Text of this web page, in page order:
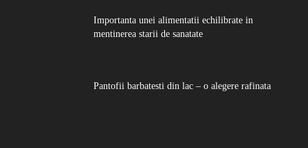
Importanta unei alimentatii echilibrate in
mentinerea starii de sanatate
Pantofii barbatesti din lac – o alegere rafinata